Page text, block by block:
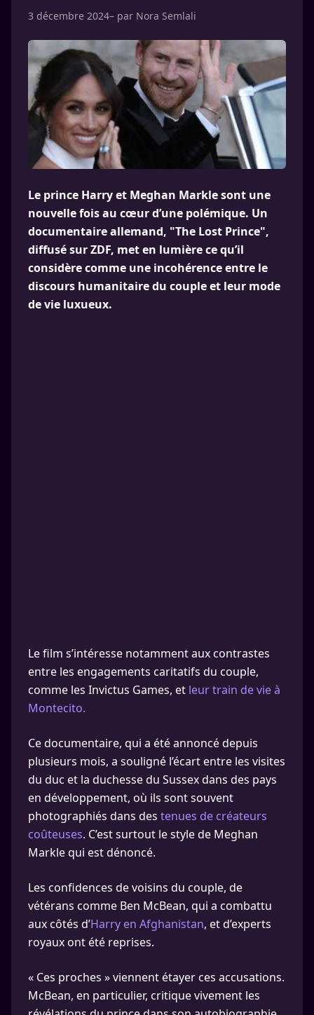
3 décembre 2024– par Nora Semlali
Le prince Harry et Meghan Markle sont une
nouvelle fois au cœur d’une polémique. Un
documentaire allemand, "The Lost Prince",
diffusé sur ZDF, met en lumière ce qu’il
considère comme une incohérence entre le
discours humanitaire du couple et leur mode
de vie luxueux.
Le film s’intéresse notamment aux contrastes
entre les engagements caritatifs du couple,
comme les Invictus Games, et leur train de vie à
Montecito.
Ce documentaire, qui a été annoncé depuis
plusieurs mois, a souligné l’écart entre les visites
du duc et la duchesse du Sussex dans des pays
en développement, où ils sont souvent
photographiés dans des tenues de créateurs
coûteuses. C’est surtout le style de Meghan
Markle qui est dénoncé.
Les confidences de voisins du couple, de
vétérans comme Ben McBean, qui a combattu
aux côtés d’Harry en Afghanistan, et d’experts
royaux ont été reprises.
« Ces proches » viennent étayer ces accusations.
McBean, en particulier, critique vivement les